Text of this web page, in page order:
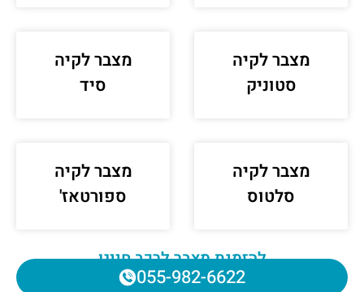
להזמנת מצבר לרכב חייגו
055-982-6622
מצבר לקיה
סטוניק
מצבר לקיה
סיד
מצבר לקיה
סלטוס
מצבר לקיה
ספורטאז'